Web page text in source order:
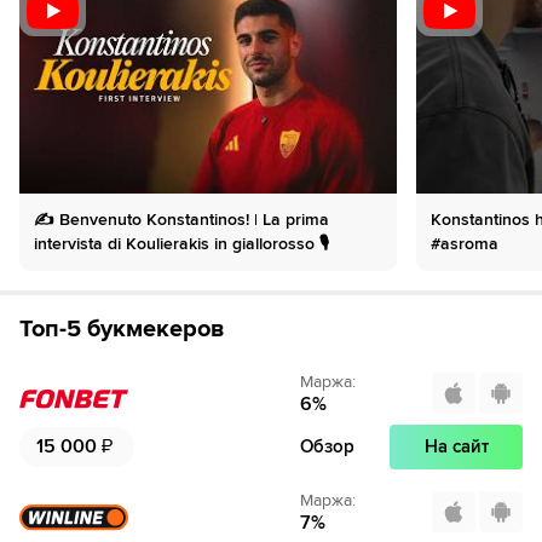
Парма совершает вбрасывание на своей половине
поля
Парма совершает вбрасывание на половине поля
51´ Хорошую попытку сделал Дониэлл Мален. Удар в
створ, но вратарь начеку
Тактическая замена. Марио Эрмосо уходит с поля и
Эмануэле Валери из команды Парма подал угловой
справа.
Мариано Тройло из команды Парма в офсайде
✍️ Benvenuto Konstantinos! | La prima
intervista di Koulierakis in giallorosso 🎙️
Konstantinos
#asroma
Топ-5 букмекеров
15 000 ₽
Маржа:
6%
Обзор На сайт
Маржа:
7%